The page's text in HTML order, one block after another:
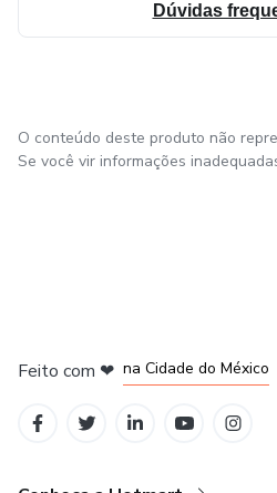
Dúvidas
O conteúdo deste produto não
Se você vir informações
Feito com ❤ na Cidade do México